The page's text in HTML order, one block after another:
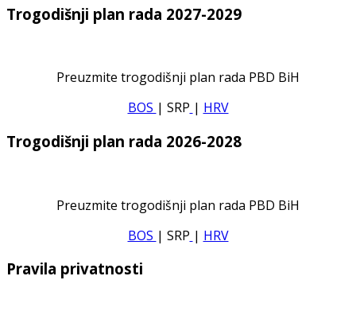
Trogodišnji plan rada 2027-2029
Preuzmite trogodišnji plan rada PBD BiH
BOS | SRP | HRV
Trogodišnji plan rada 2026-2028
Preuzmite trogodišnji plan rada PBD BiH
BOS | SRP | HRV
Pravila privatnosti